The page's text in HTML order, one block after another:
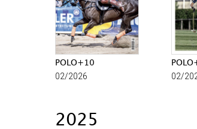
POLO+10
02/2026 02/
2025